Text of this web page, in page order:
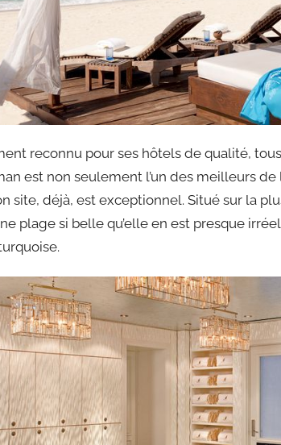
reconnu pour ses hôtels de qualité,
est non seulement l’un des meilleurs de
site, déjà, est exceptionnel. Situé sur la
plage si belle qu’elle en est presque